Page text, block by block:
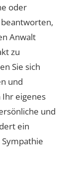
oder
Anwalt
zu
Sie sich
und
Ihr eigenes
und
ein